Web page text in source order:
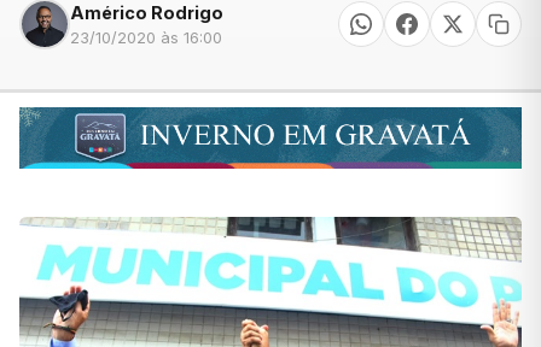
Américo Rodrigo
23/10/2020 às 16:00